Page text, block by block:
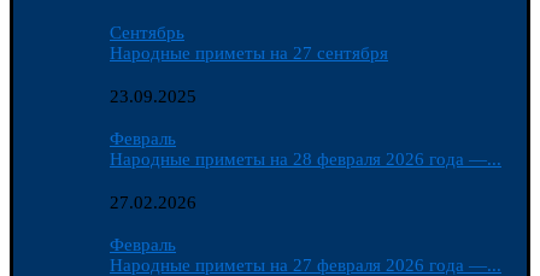
Сентябрь
Народные приметы на 27 сентября
23.09.2025
Февраль
Народные приметы на 28 февраля 2026 года —...
27.02.2026
Февраль
Народные приметы на 27 февраля 2026 года —...